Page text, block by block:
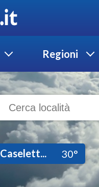
Regioni
Caselett... 30°